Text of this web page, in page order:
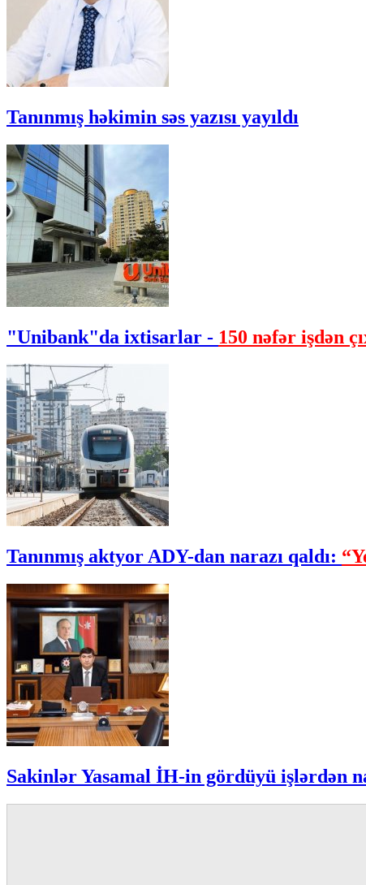
Tanınmış həkimin səs yazısı yayıldı
"Unibank"da ixtisarlar - 150 nəfər işdən
Tanınmış aktyor ADY-dan narazı qaldı:
Sakinlər Yasamal İH-in gördüyü işlərdən